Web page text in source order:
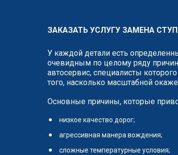
ЗАКАЗАТЬ УСЛУГУ ЗАМЕНА
У каждой детали есть
очевидным по целому ряду
автосервис, специалисты
того, насколько масштабной
Основные причины, которые
низкое качество дорог;
агрессивная манера вождения;
сложные температурные условия;